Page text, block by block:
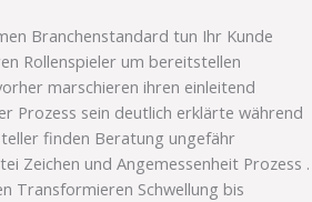
Branchenstandard tun Ihr Kunde
Rollenspieler um bereitstellen
marschieren ihren einleitend
Prozess sein deutlich erklärte während
finden Beratung ungefähr
Zeichen und Angemessenheit Prozess .
Transformieren Schwellung bis